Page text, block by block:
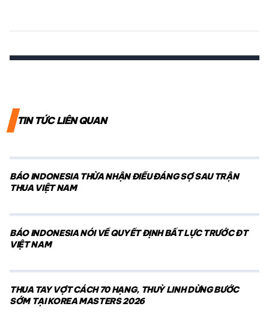
TIN TỨC LIÊN QUAN
BÁO INDONESIA THỪA NHẬN ĐIỀU ĐÁNG SỢ SAU TRẬN
THUA VIỆT NAM
BÁO INDONESIA NÓI VỀ QUYẾT ĐỊNH BẤT LỰC TRƯỚC ĐT
VIỆT NAM
THUA TAY VỢT CÁCH 70 HẠNG, THUỲ LINH DỪNG BƯỚC
SỚM TẠI KOREA MASTERS 2026